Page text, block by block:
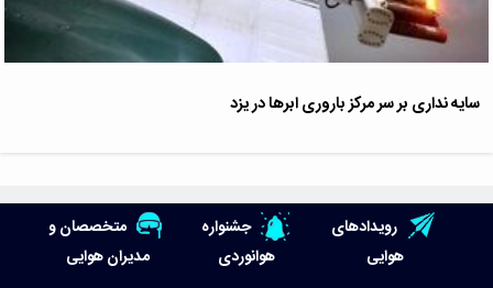
سایه نداری بر سر مرکز باروری ابرها در یزد
رویدادهای
هوایی
جشنواره
هوانوردی
متخصصان و
مدیران هوایی